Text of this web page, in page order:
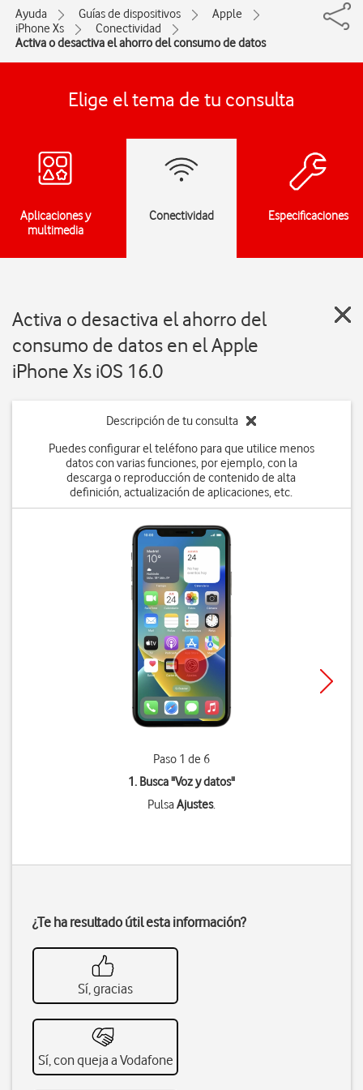
Ayuda Guías de dispositivos
Apple
iPhone Xs
Conectividad
Activa o desactiva el ahorro del consumo de datos
Elige el tema de tu consulta
Aplicaciones y
multimedia
Conectividad Especificaciones
Activa o desactiva el ahorro del
consumo de datos en el Apple
iPhone Xs iOS 16.0
Descripción de tu consulta
Puedes configurar el teléfono para que utilice menos
datos con varias funciones, por ejemplo, con la
descarga o reproducción de contenido de alta
definición, actualización de aplicaciones, etc.
Paso 1 de 6
1. Busca "Voz y datos"
PulsaAjustes.
¿Te ha resultado útil esta información?
Sí, gracias
Sí, con queja a Vodafone